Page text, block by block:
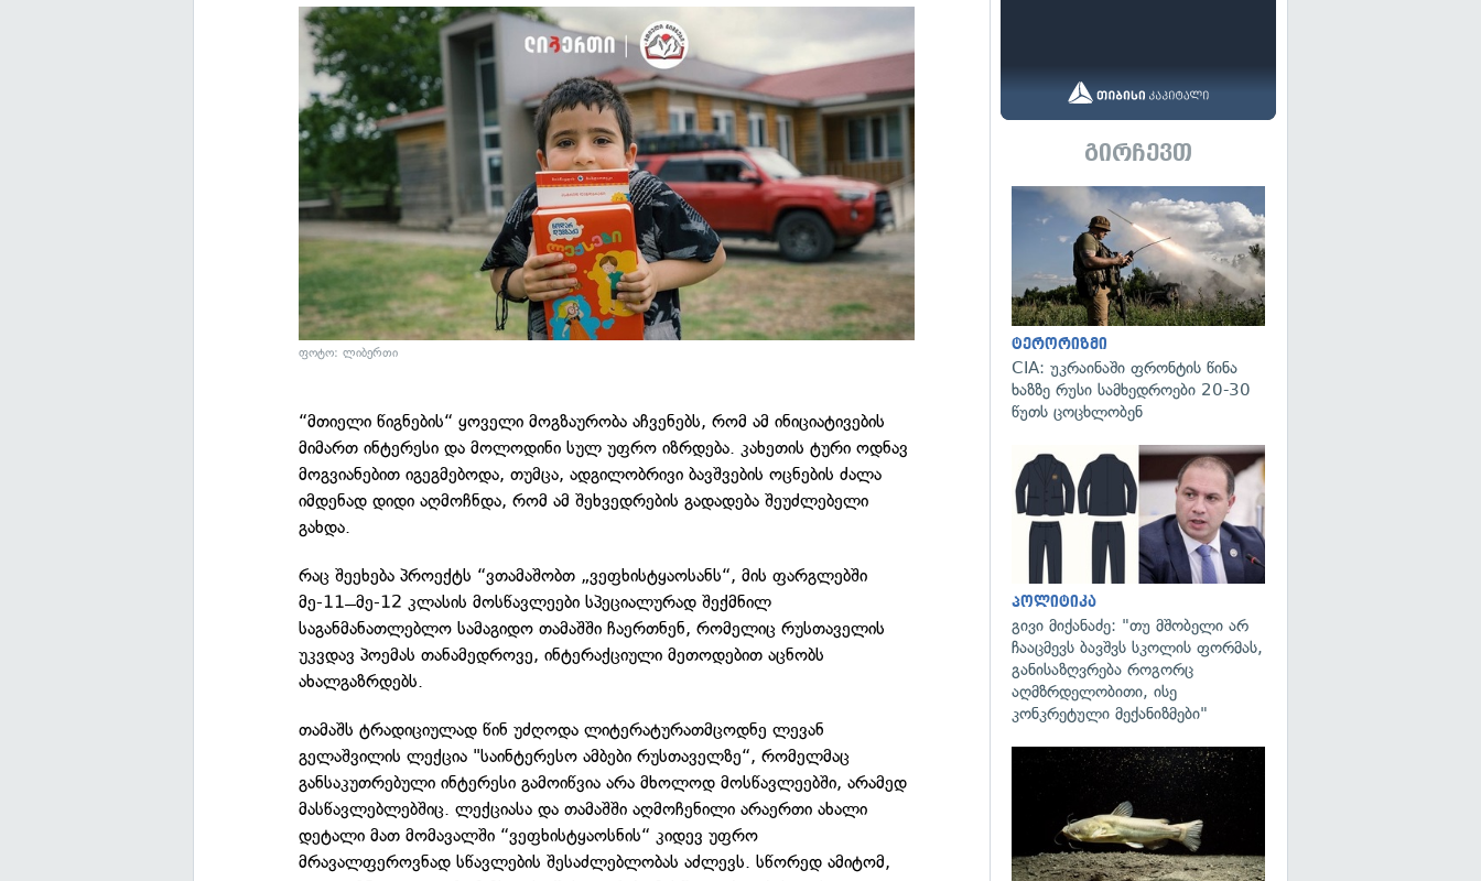
ფოტო: ლიბერთი
“მთიელი წიგნების“ ყოველი მოგზაურობა აჩვენებს, რომ ამ ინიციატივების
მიმართ ინტერესი და მოლოდინი სულ უფრო იზრდება. კახეთის ტური ოდნავ
მოგვიანებით იგეგმებოდა, თუმცა, ადგილობრივი ბავშვების ოცნების ძალა
იმდენად დიდი აღმოჩნდა, რომ ამ შეხვედრების გადადება შეუძლებელი
გახდა.
რაც შეეხება პროექტს “ვთამაშობთ „ვეფხისტყაოსანს“, მის ფარგლებში
მე-11 ̶ მე-12 კლასის მოსწავლეები სპეციალურად შექმნილ
საგანმანათლებლო სამაგიდო თამაშში ჩაერთნენ, რომელიც რუსთაველის
უკვდავ პოემას თანამედროვე, ინტერაქციული მეთოდებით აცნობს
ახალგაზრდებს.
თამაშს ტრადიციულად წინ უძღოდა ლიტერატურათმცოდნე ლევან
გელაშვილის ლექცია "საინტერესო ამბები რუსთაველზე“, რომელმაც
განსაკუთრებული ინტერესი გამოიწვია არა მხოლოდ მოსწავლეებში, არამედ
მასწავლებლებშიც. ლექციასა და თამაშში აღმოჩენილი არაერთი ახალი
დეტალი მათ მომავალში “ვეფხისტყაოსნის“ კიდევ უფრო
მრავალფეროვნად სწავლების შესაძლებლობას აძლევს. სწორედ ამიტომ,
გირჩევთ
ტერორიზმი
CIA: უკრაინაში ფრონტის წინა
ხაზზე რუსი სამხედროები 20-30
წუთს ცოცხლობენ
პოლიტიკა
გივი მიქანაძე: "თუ მშობელი არ
ჩააცმევს ბავშვს სკოლის ფორმას,
განისაზღვრება როგორც
აღმზრდელობითი, ისე
კონკრეტული მექანიზმები"